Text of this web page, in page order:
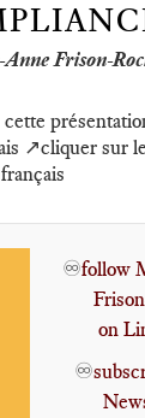
Frison-
↗️cliquer sur le
♾️follow
on
♾️